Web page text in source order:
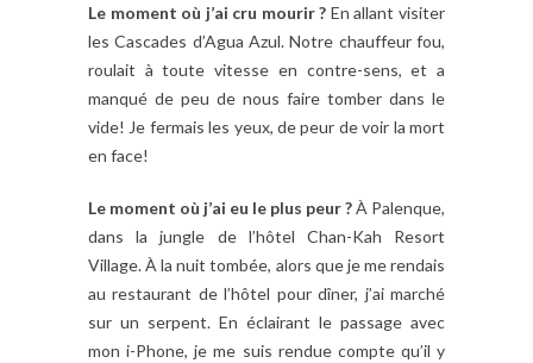
Le moment où j’ai cru mourir ? En allant visiter
les Cascades d’Agua Azul. Notre chauffeur fou,
roulait à toute vitesse en contre-sens, et a
manqué de peu de nous faire tomber dans le
vide! Je fermais les yeux, de peur de voir la mort
en face!
Le moment où j’ai eu le plus peur ?À Palenque,
dans la jungle de l’hôtel Chan-Kah Resort
Village. À la nuit tombée, alors que je me rendais
au restaurant de l’hôtel pour dîner, j’ai marché
sur un serpent. En éclairant le passage avec
mon i-Phone, je me suis rendue compte qu’il y